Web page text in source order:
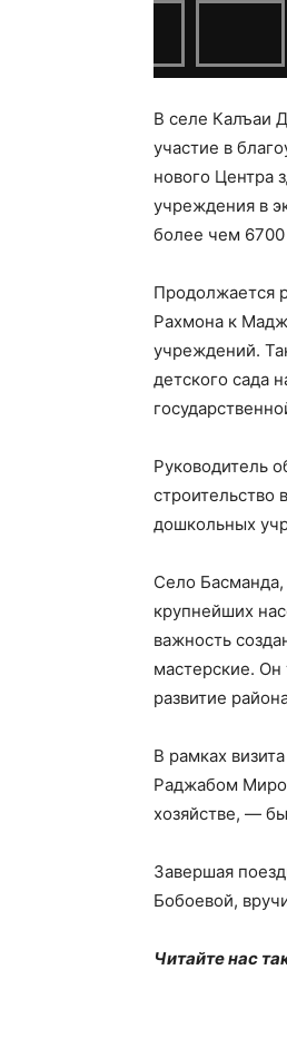
В селе Калъаи
участие в
нового Центра
учреждения в
более чем
Продолжается
Рахмона к
учреждений.
детского сада
Руководитель
строительство
дошкольных
Село Басманда,
крупнейших
важность
мастерские.
развитие
В рамках
Раджабом
хозяйстве, —
Завершая
Бобоевой,
Читайте нас